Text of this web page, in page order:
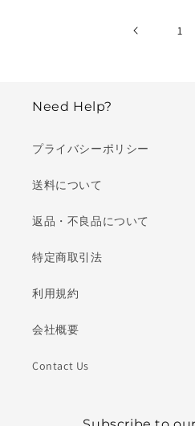
1
Need Help?
プライバシーポリシー
送料について
返品・不良品について
特定商取引法
利用規約
会社概要
Contact Us